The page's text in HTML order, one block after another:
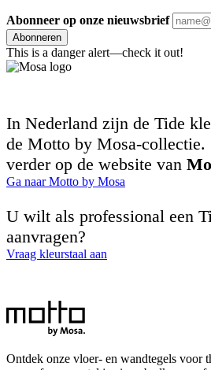
Abonneer op onze nieuwsbrief
Abonneren
This is a danger alert—check it out!
In Nederland zijn de Tide
de Motto by Mosa-collectie.
verder op de website van
Ga naar Motto by Mosa
U wilt als professional een
aanvragen?
Vraag kleurstaal aan
Ontdek onze vloer- en wandtegels voor